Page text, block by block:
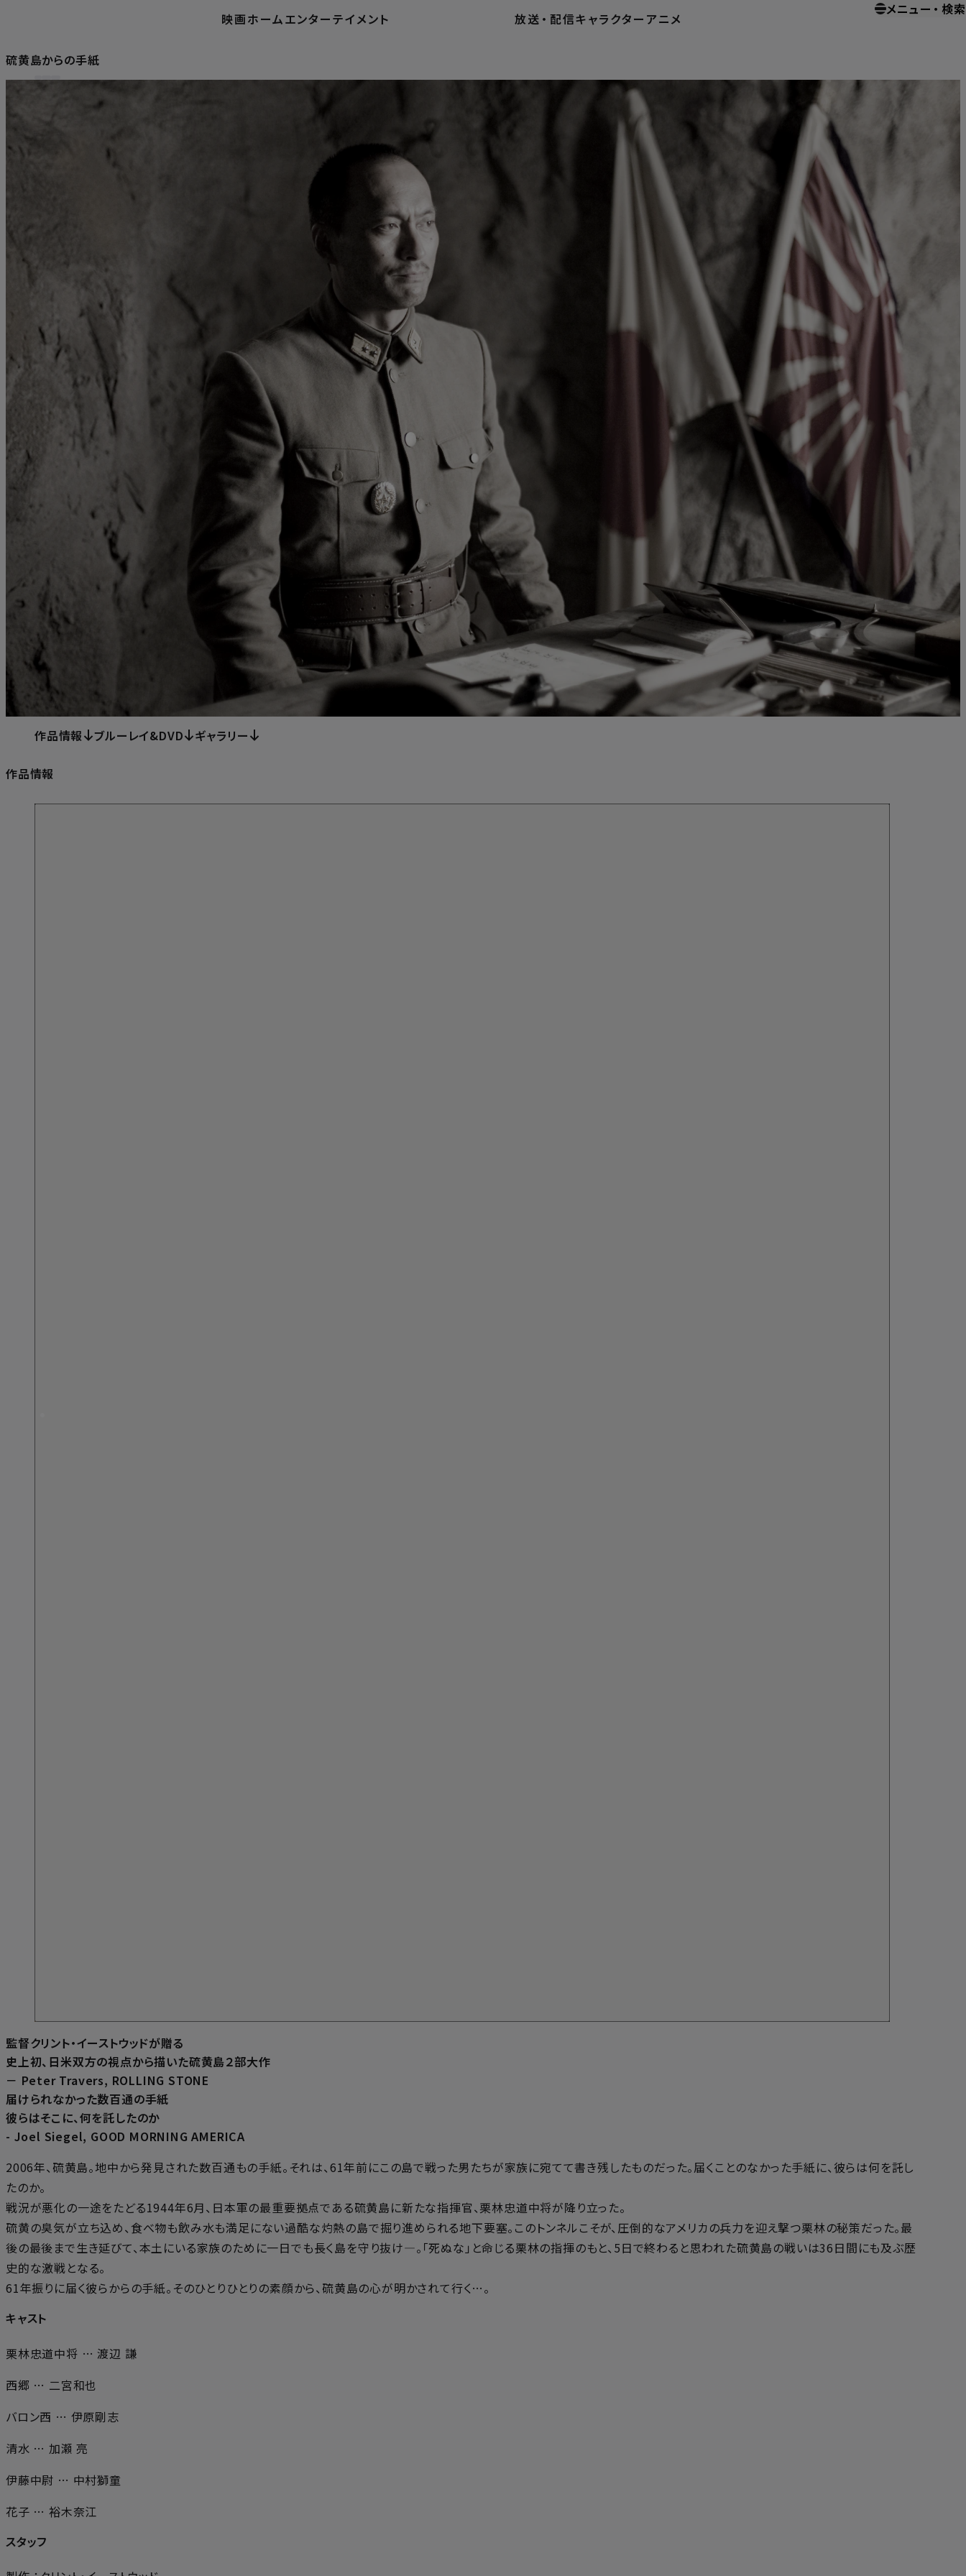
映画ホームエンターテイメント 放送 ・ 配信キャラクター アニメ
メニュー ・ 検索
ホーム
硫黄島からの手紙
作品情報 ブルーレイ&DVD ギャラリー
作品情報
監督クリント・イーストウッドが贈る
史上初、日米双方の視点から描いた硫黄島２部大作
－ Peter Travers, ROLLING STONE
届けられなかった数百通の手紙
彼らはそこに、何を託したのか
- Joel Siegel, GOOD MORNING AMERICA
2006年、硫黄島。地中から発見された数百通もの手紙。それは、61年前にこの島で戦った男たちが家族に宛てて書き残したものだった。届くことのなかった手紙に、彼らは何を託し
たのか。
戦況が悪化の一途をたどる1944年6月、日本軍の最重要拠点である硫黄島に新たな指揮官、栗林忠道中将が降り立った。
硫黄の臭気が立ち込め、食べ物も飲み水も満足にない過酷な灼熱の島で掘り進められる地下要塞。このトンネルこそが、圧倒的なアメリカの兵力を迎え撃つ栗林の秘策だった。最
後の最後まで生き延びて、本土にいる家族のために一日でも長く島を守り抜け―。「死ぬな」と命じる栗林の指揮のもと、5日で終わると思われた硫黄島の戦いは36日間にも及ぶ歴
史的な激戦となる。
61年振りに届く彼らからの手紙。そのひとりひとりの素顔から、硫黄島の心が明かされて行く…。
キャスト
栗林忠道中将 … 渡辺 謙
西郷 … 二宮和也
バロン西 … 伊原剛志
清水 … 加瀬 亮
伊藤中尉 … 中村獅童
花子 … 裕木奈江
スタッフ